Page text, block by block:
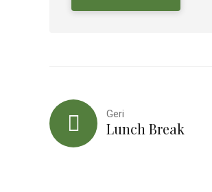
Geri
Lunch Break